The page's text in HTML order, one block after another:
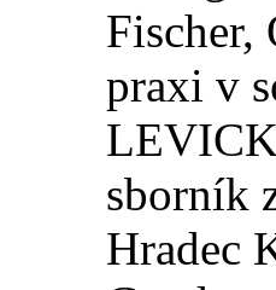
Fischer,
praxi v
sborník
Hradec